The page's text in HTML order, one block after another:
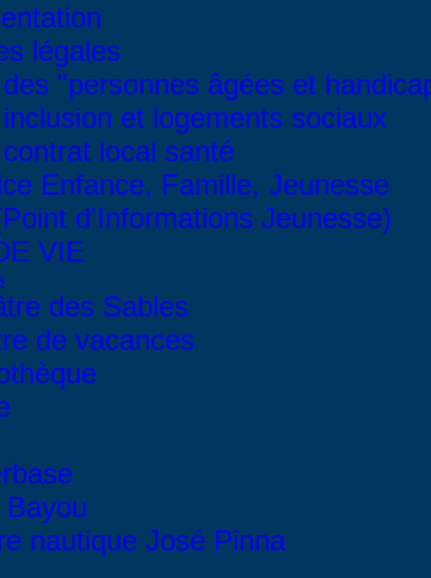
légales
"personnes âgées et
et logements sociaux
local santé
Enfance, Famille, Jeunesse
d'Informations Jeunesse)
VIE
des Sables
de vacances
Bayou
nautique José Pinna